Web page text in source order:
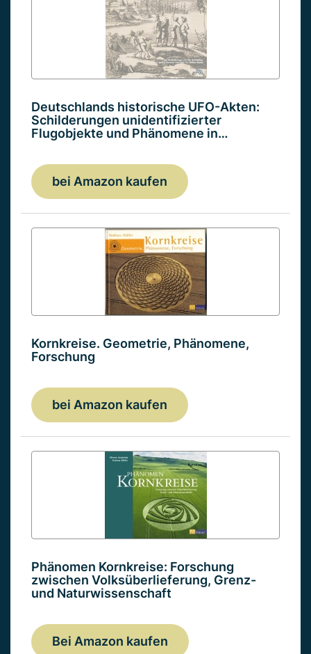
Deutschlands historische UFO-Akten:
Schilderungen unidentifizierter
Flugobjekte und Phänomene in…
bei Amazon kaufen
Kornkreise. Geometrie, Phänomene,
Forschung
bei Amazon kaufen
Phänomen Kornkreise: Forschung
zwischen Volksüberlieferung, Grenz-
und Naturwissenschaft
Bei Amazon kaufen